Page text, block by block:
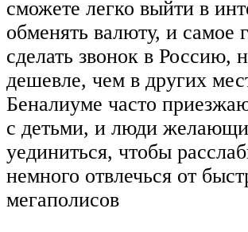
сможете легко выйти в
обменять валюту, и самое
сделать звонок в Россию,
дешевле, чем в других
Беналиуме часто
с детьми, и люди
уединиться, чтобы
немного отвлечься от
мегаполисов